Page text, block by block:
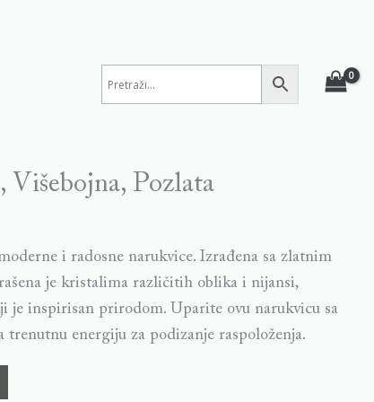
Pozlata
i radosne narukvice. Izrađena sa zlatnim
je kristalima različitih oblika i nijansi,
je inspirisan prirodom. Uparite ovu narukvicu sa
trenutnu energiju za podizanje raspoloženja.